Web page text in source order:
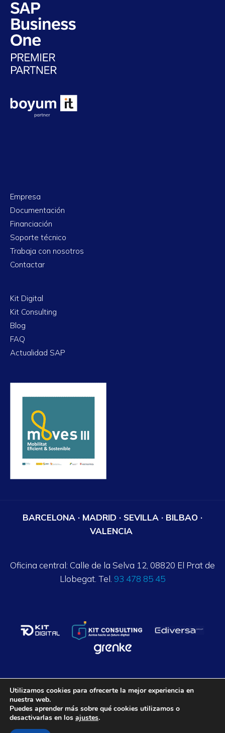
Empresa
Documentación
Financiación
Soporte técnico
Trabaja con nosotros
Contactar
Kit Digital
Kit Consulting
Blog
FAQ
Actualidad SAP
BARCELONA · MADRID · SEVILLA · BILBAO ·
VALENCIA
Oficina central: Calle de la Selva 12, 08820 El Prat de
Llobegat. Tel. 93 478 85 45
Axalpha Consulting ©
Aviso legal
Política de privacidad
Utilizamos cookies para ofrecerte la mejor experiencia en
nuestra web.
Puedes aprender más sobre qué cookies utilizamos o
desactivarlas en los ajustes.